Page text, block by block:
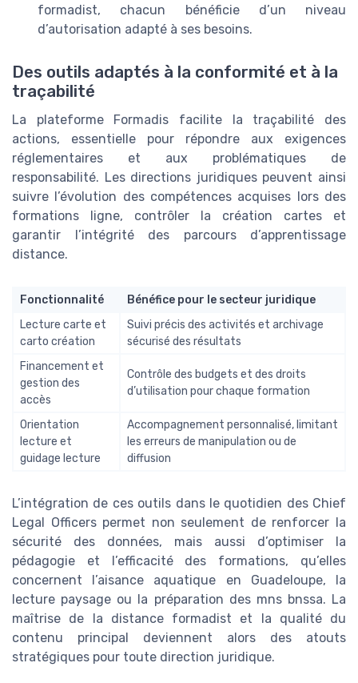
formadist, chacun bénéficie d’un niveau
d’autorisation adapté à ses besoins.
Des outils adaptés à la conformité et à la
traçabilité
La plateforme Formadis facilite la traçabilité des
actions, essentielle pour répondre aux exigences
réglementaires et aux problématiques de
responsabilité. Les directions juridiques peuvent ainsi
suivre l’évolution des compétences acquises lors des
formations ligne, contrôler la création cartes et
garantir l’intégrité des parcours d’apprentissage
distance.
Fonctionnalité
Bénéfice pour le secteur juridique
Lecture carte et
carto création
Suivi précis des activités et archivage
sécurisé des résultats
Financement et
gestion des
accès
Contrôle des budgets et des droits
d’utilisation pour chaque formation
Orientation
lecture et
guidage lecture
Accompagnement personnalisé, limitant
les erreurs de manipulation ou de
diffusion
L’intégration de ces outils dans le quotidien des Chief
Legal Officers permet non seulement de renforcer la
sécurité des données, mais aussi d’optimiser la
pédagogie et l’efficacité des formations, qu’elles
concernent l’aisance aquatique en Guadeloupe, la
lecture paysage ou la préparation des mns bnssa. La
maîtrise de la distance formadist et la qualité du
contenu principal deviennent alors des atouts
stratégiques pour toute direction juridique.